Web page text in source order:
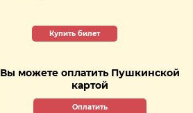
Купить билет
Вы можете оплатить Пушкинской
картой
Оплатить